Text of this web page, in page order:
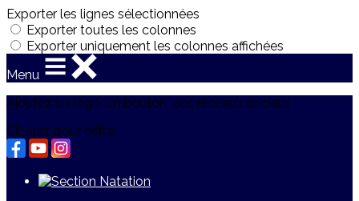
Exporter les lignes sélectionnées
Exporter toutes les colonnes
Exporter uniquement les colonnes affichées
Menu
Ajoutez un logo, un bouton, des réseaux sociaux
Cliquez pour éditer